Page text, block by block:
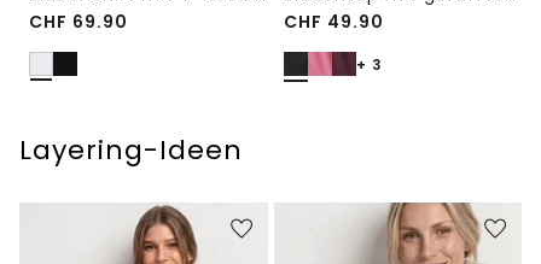
CHF 69.90
CHF 49.90
+ 3
Layering-Ideen